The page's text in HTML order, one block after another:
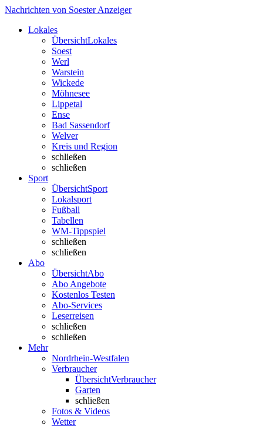
Nachrichten von Soester Anzeiger
Lokales
ÜbersichtLokales
Soest
Werl
Warstein
Wickede
Möhnesee
Lippetal
Ense
Bad Sassendorf
Welver
Kreis und Region
schließen
schließen
Sport
ÜbersichtSport
Lokalsport
Fußball
Tabellen
WM-Tippspiel
schließen
schließen
Abo
ÜbersichtAbo
Abo Angebote
Kostenlos Testen
Abo-Services
Leserreisen
schließen
schließen
Mehr
Nordrhein-Westfalen
Verbraucher
ÜbersichtVerbraucher
Garten
schließen
Fotos & Videos
Wetter